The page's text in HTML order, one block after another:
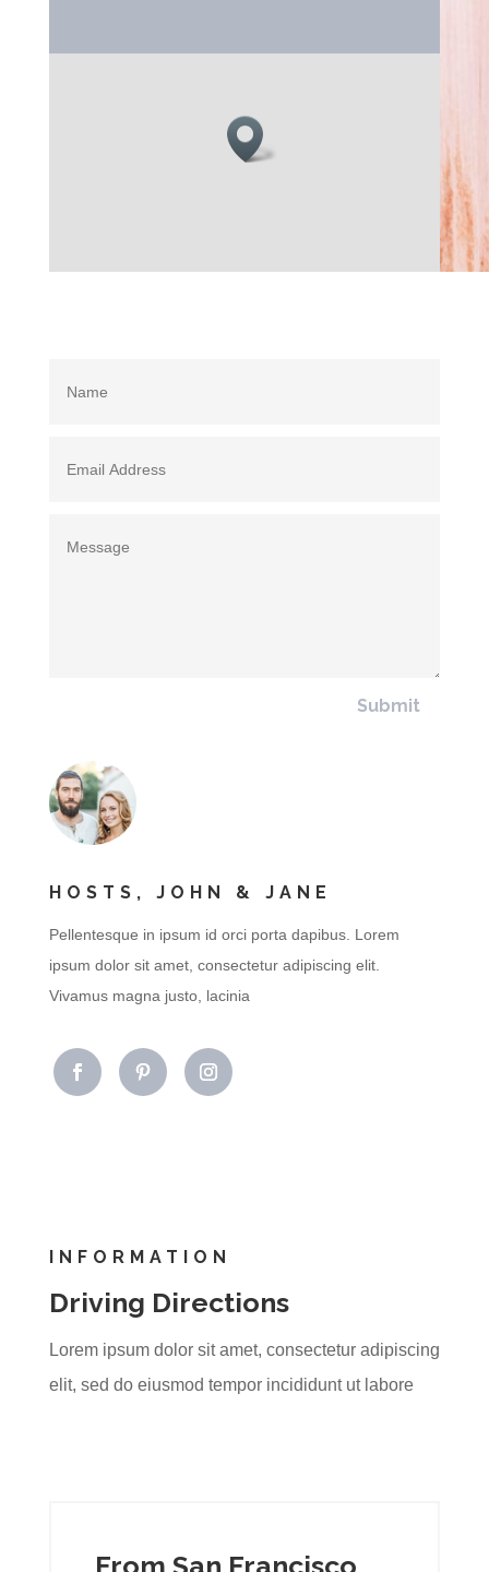
Submit
HOSTS, JOHN & JANE
Pellentesque in ipsum id orci porta dapibus. Lorem
ipsum dolor sit amet, consectetur adipiscing elit.
Vivamus magna justo, lacinia
INFORMATION
Driving Directions
Lorem ipsum dolor sit amet, consectetur adipiscing
elit, sed do eiusmod tempor incididunt ut labore
From San Francisco